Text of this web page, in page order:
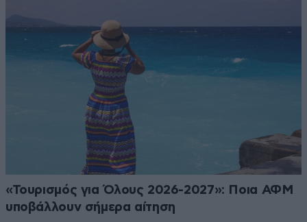
«Τουρισμός για Όλους 2026-2027»: Ποια ΑΦΜ
υποβάλλουν σήμερα αίτηση